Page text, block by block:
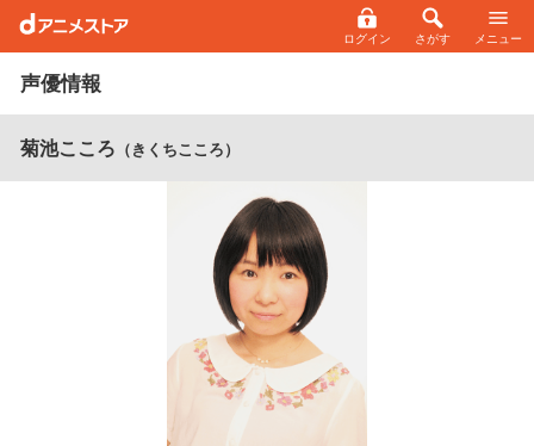
ログイン さがす メニュー
声優情報
菊池こころ （きくちこころ）